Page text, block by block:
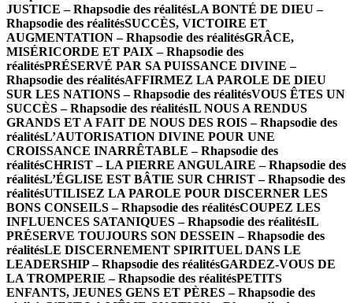
JUSTICE – Rhapsodie des réalitésLA BONTÉ DE DIEU –
Rhapsodie des réalitésSUCCÈS, VICTOIRE ET
AUGMENTATION – Rhapsodie des réalitésGRÂCE,
MISÉRICORDE ET PAIX – Rhapsodie des
réalitésPRÉSERVÉ PAR SA PUISSANCE DIVINE –
Rhapsodie des réalitésAFFIRMEZ LA PAROLE DE DIEU
SUR LES NATIONS – Rhapsodie des réalitésVOUS ÊTES UN
SUCCÈS – Rhapsodie des réalitésIL NOUS A RENDUS
GRANDS ET A FAIT DE NOUS DES ROIS – Rhapsodie des
réalitésL’AUTORISATION DIVINE POUR UNE
CROISSANCE INARRÊTABLE – Rhapsodie des
réalitésCHRIST – LA PIERRE ANGULAIRE – Rhapsodie des
réalitésL’ÉGLISE EST BÂTIE SUR CHRIST – Rhapsodie des
réalitésUTILISEZ LA PAROLE POUR DISCERNER LES
BONS CONSEILS – Rhapsodie des réalitésCOUPEZ LES
INFLUENCES SATANIQUES – Rhapsodie des réalitésIL
PRÉSERVE TOUJOURS SON DESSEIN – Rhapsodie des
réalitésLE DISCERNEMENT SPIRITUEL DANS LE
LEADERSHIP – Rhapsodie des réalitésGARDEZ-VOUS DE
LA TROMPERIE – Rhapsodie des réalitésPETITS
ENFANTS, JEUNES GENS ET PÈRES – Rhapsodie des